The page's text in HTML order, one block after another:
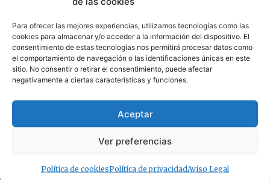
Para ofrecer las mejores experiencias, utilizamos tecnologías como las
cookies para almacenar y/o acceder a la información del dispositivo. El
consentimiento de estas tecnologías nos permitirá procesar datos como
el comportamiento de navegación o las identificaciones únicas en este
sitio. No consentir o retirar el consentimiento, puede afectar
negativamente a ciertas características y funciones.
Aceptar
Ver preferencias
Política de cookiesPolítica de privacidadAviso Legal
El Ayuntamiento de Tarifa apoya la demanda
de los trabajadores del Infoca en Cádiz
28 de julio de 2023